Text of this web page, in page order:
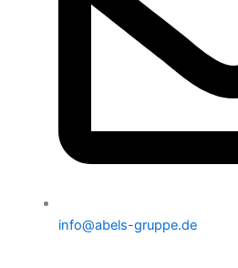
info@abels-gruppe.de